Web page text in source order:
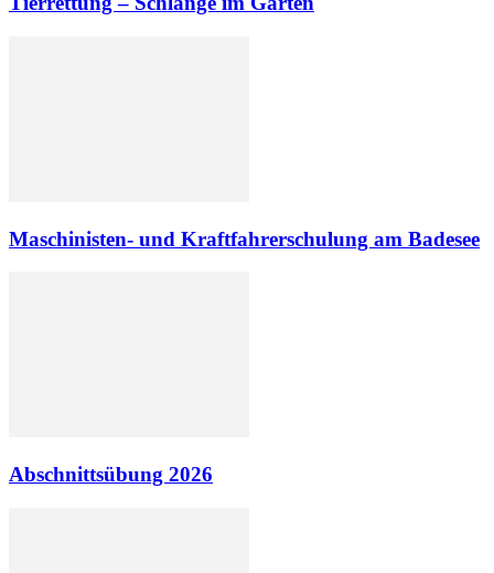
Maschinisten- und Kraftfahrerschulung am Badesee
Abschnittsübung 2026